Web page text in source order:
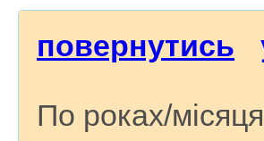
повернутись
По роках/